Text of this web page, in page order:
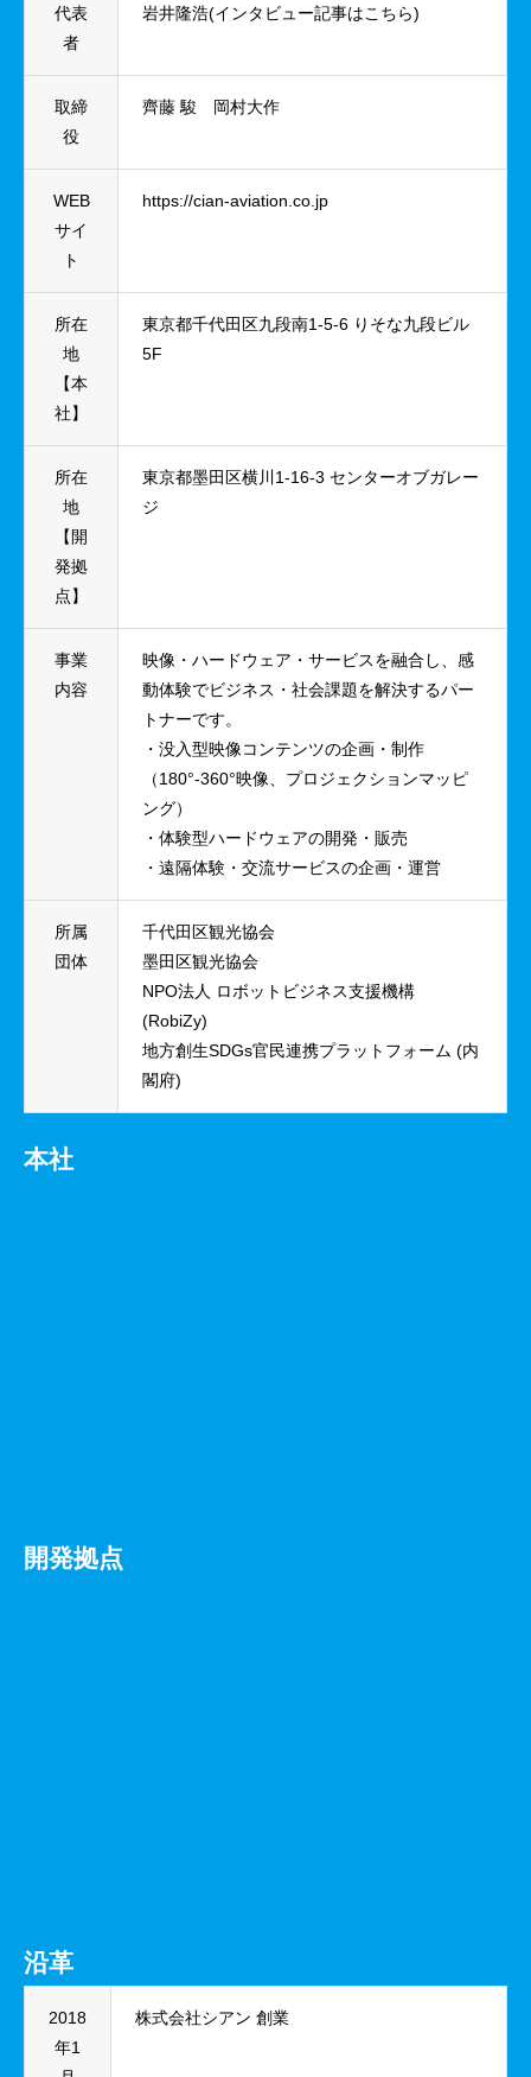
代表
者
岩井隆浩(インタビュー記事はこちら)
取締
役
⿑藤 駿 岡村⼤作
WEB
サイ
ト
https://cian-aviation.co.jp
所在
地
【本
社】
東京都千代田区九段南1-5-6 りそな九段ビル
5F
所在
地
【開
発拠
点】
東京都墨田区横川1-16-3 センターオブガレー
ジ
事業
内容
映像・ハードウェア・サービスを融合し、感
動体験でビジネス・社会課題を解決するパー
トナーです。
・没入型映像コンテンツの企画・制作
（180°-360°映像、プロジェクションマッピ
ング）
・体験型ハードウェアの開発・販売
・遠隔体験・交流サービスの企画・運営
所属
団体
千代田区観光協会
墨田区観光協会
NPO法人 ロボットビジネス支援機構
(RobiZy)
地方創生SDGs官民連携プラットフォーム (内
閣府)
本社
開発拠点
沿革
2018
年1
株式会社シアン 創業